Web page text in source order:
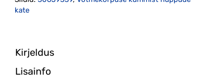
kate
Kirjeldus
Lisainfo